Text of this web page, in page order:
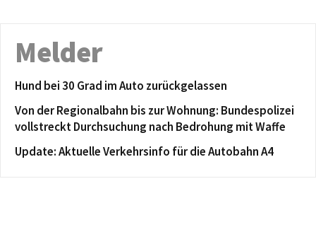
Melder
Hund bei 30 Grad im Auto zurückgelassen
Von der Regionalbahn bis zur Wohnung: Bundespolizei
vollstreckt Durchsuchung nach Bedrohung mit Waffe
Update: Aktuelle Verkehrsinfo für die Autobahn A4